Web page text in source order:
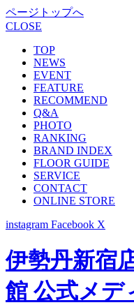
ページトップへ
CLOSE
TOP
NEWS
EVENT
FEATURE
RECOMMEND
Q&A
PHOTO
RANKING
BRAND INDEX
FLOOR GUIDE
SERVICE
CONTACT
ONLINE STORE
instagram Facebook X
伊勢丹新宿
館 公式メデ